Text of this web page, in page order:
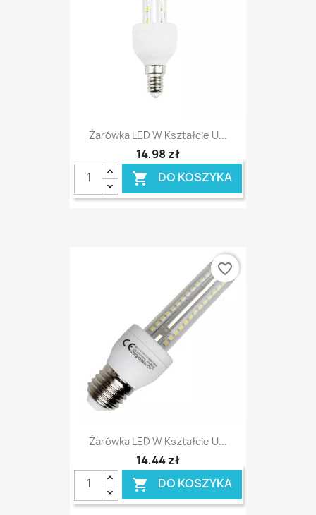
Żarówka LED W Kształcie U...
14,98 zł
 DO KOSZYKA
Żarówka LED W Kształcie U...
14,44 zł
 DO KOSZYKA
favorite_border